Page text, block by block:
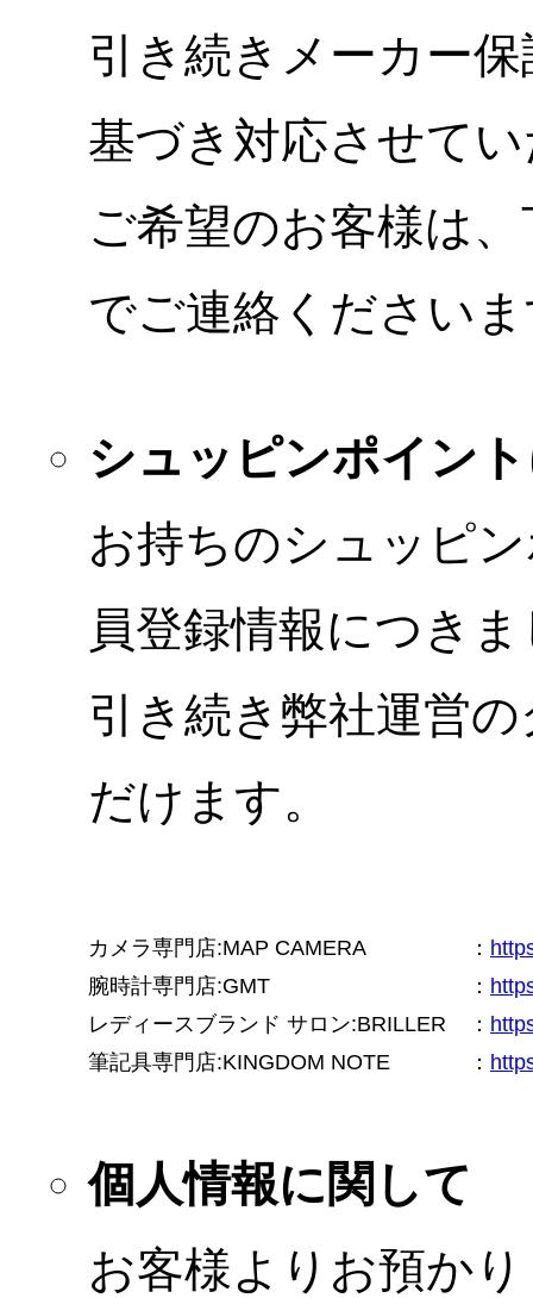
引き続きメーカー
基づき対応させて
ご希望のお客様は
でご連絡ください
シュッピンポイン
お持ちのシュッピ
員登録情報につき
引き続き弊社運営
だけます。
カメラ専門店:MAP CAMERA ：
腕時計専門店:GMT
：
レディースブランド サロン:BRILLER
：
筆記具専門店:KINGDOM NOTE
：
個人情報に関して
お客様よりお預か